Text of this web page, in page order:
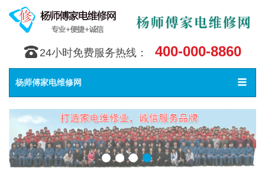
󰇯 24小时免费服务热线： 400-000-8860
Toggle
󰀥
杨师傅家电维修网